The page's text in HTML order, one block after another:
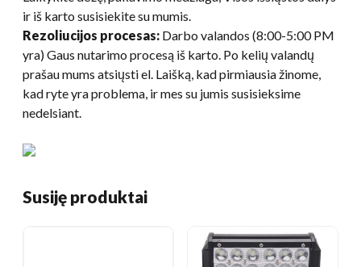
ir iš karto susisiekite su mumis.
Rezoliucijos procesas: Darbo valandos (8:00-5:00 PM
yra) Gaus nutarimo procesą iš karto. Po kelių valandų
prašau mums atsiųsti el. Laišką, kad pirmiausia žinome,
kad ryte yra problema, ir mes su jumis susisieksime
nedelsiant.
Susiję produktai